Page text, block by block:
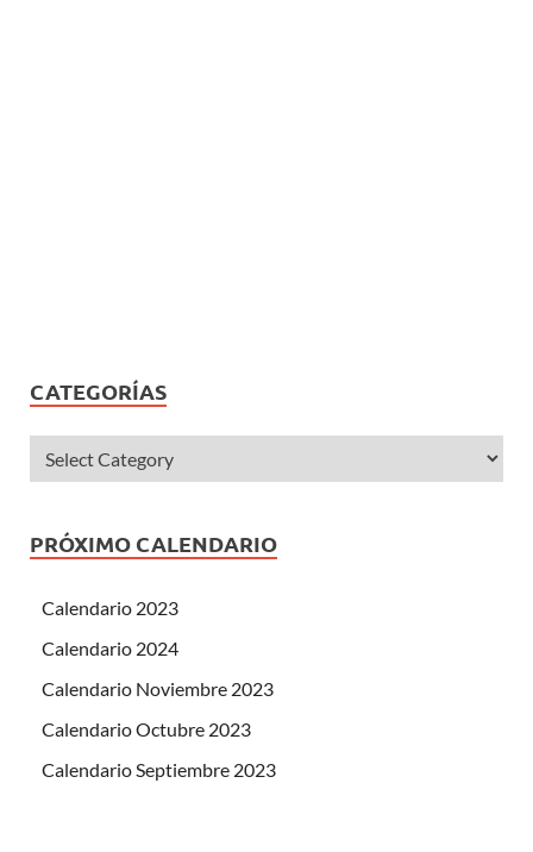
CATEGORÍAS
PRÓXIMO CALENDARIO
Calendario 2023
Calendario 2024
Calendario Noviembre 2023
Calendario Octubre 2023
Calendario Septiembre 2023